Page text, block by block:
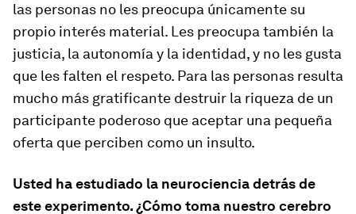
las personas no les preocupa únicamente su
propio interés material. Les preocupa también la
justicia, la autonomía y la identidad, y no les gusta
que les falten el respeto. Para las personas resulta
mucho más gratificante destruir la riqueza de un
participante poderoso que aceptar una pequeña
oferta que perciben como un insulto.
Usted ha estudiado la neurociencia detrás de
este experimento. ¿Cómo toma nuestro cerebro